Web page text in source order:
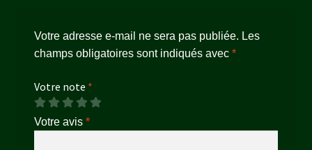
Votre adresse e-mail ne sera pas publiée. Les
champs obligatoires sont indiqués avec *
Votre note *
Votre avis *